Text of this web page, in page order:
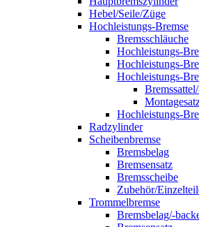
Hebel/Seile/Züge
Hochleistungs-Bremse
Bremsschläuche
Hochleistungs-
Hochleistungs-
Hochleistungs-
Hochleistungs-
Radzylinder
Scheibenbremse
Bremsbelag
Bremsensatz
Bremsscheibe
Zubehör/
Trommelbremse
Bremsbelag/-